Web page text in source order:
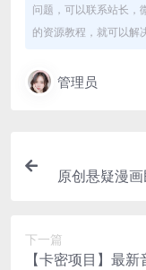
问题，可以联系站长
的资源教程，就可以解
管理员
原创悬疑漫
下一篇
【卡密项目】最